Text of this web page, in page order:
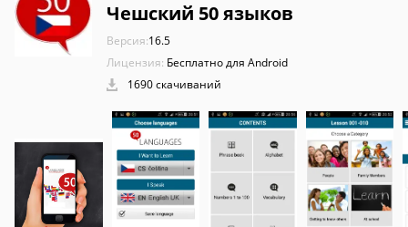
Чешский 50 языков
Версия:16.5
Лицензия: Бесплатно для Android
1690 скачиваний